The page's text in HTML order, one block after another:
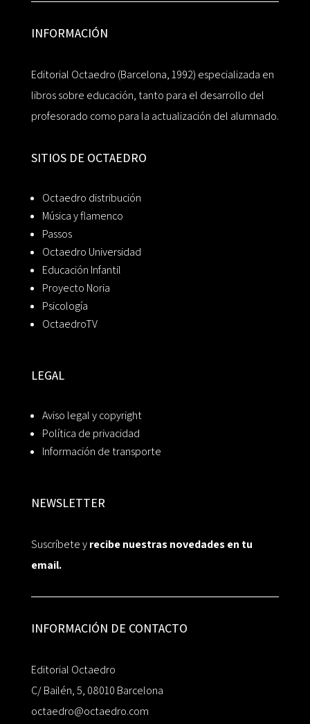
INFORMACIÓN
Editorial Octaedro (Barcelona, 1992) especializada en
libros sobre educación, tanto para el desarrollo del
profesorado como para la actualización del alumnado.
SITIOS DE OCTAEDRO
Octaedro distribución
Música y flamenco
Passos
Octaedro Universidad
Educación Infantil
Proyecto Noria
Psicología
OctaedroTV
LEGAL
Aviso legal y copyright
Política de privacidad
Información de transporte
NEWSLETTER
Suscríbete yrecibe nuestras novedades en tu
email.
INFORMACIÓN DE CONTACTO
Editorial Octaedro
C/ Bailén, 5, 08010 Barcelona
octaedro@octaedro.com